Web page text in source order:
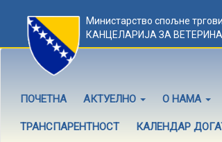
Министарство спољне
КАНЦЕЛАРИЈА ЗА
ПОЧЕТНА АКТУЕЛНО О НАМА
ТРАНСПАРЕНТНОСТ КАЛЕНДАР